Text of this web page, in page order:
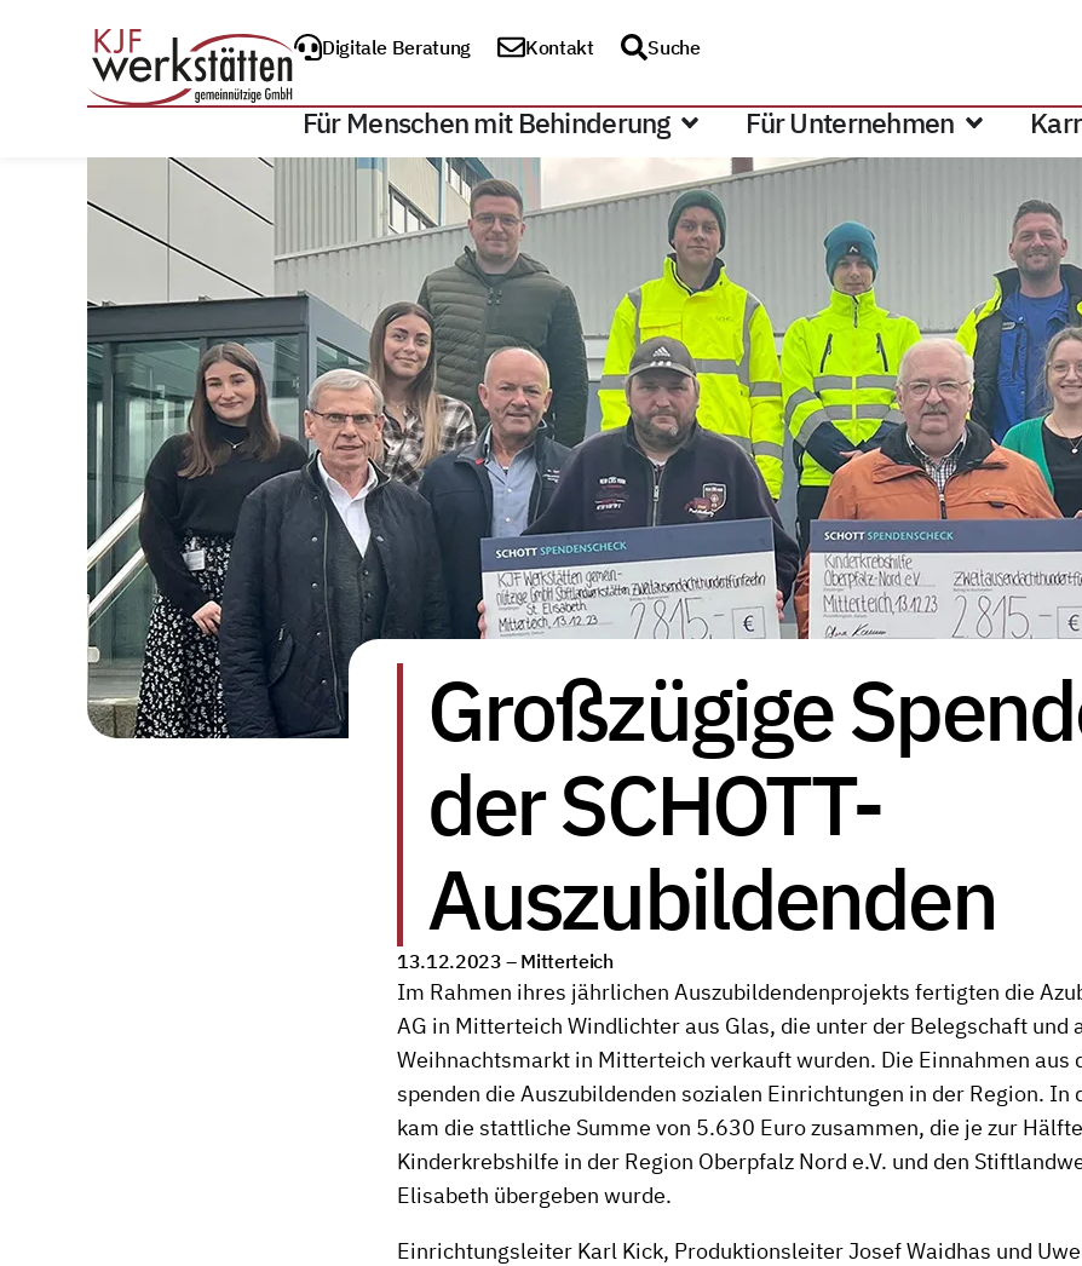
Digitale Beratung Kontakt Suche
Für Menschen mit Behinderung Für Unternehmen
Großzügige
der SCHOTT-
Auszubildenden
13.12.2023 – Mitterteich
Im Rahmen ihres jährlichen Auszubildendenprojekts fertigten die
AG in Mitterteich Windlichter aus Glas, die unter der Belegschaft und
Weihnachtsmarkt in Mitterteich verkauft wurden. Die Einnahmen aus
spenden die Auszubildenden sozialen Einrichtungen in der Region. In
kam die stattliche Summe von 5.630 Euro zusammen, die je zur
Kinderkrebshilfe in der Region Oberpfalz Nord e.V. und den
Elisabeth übergeben wurde.
Einrichtungsleiter Karl Kick, Produktionsleiter Josef Waidhas und